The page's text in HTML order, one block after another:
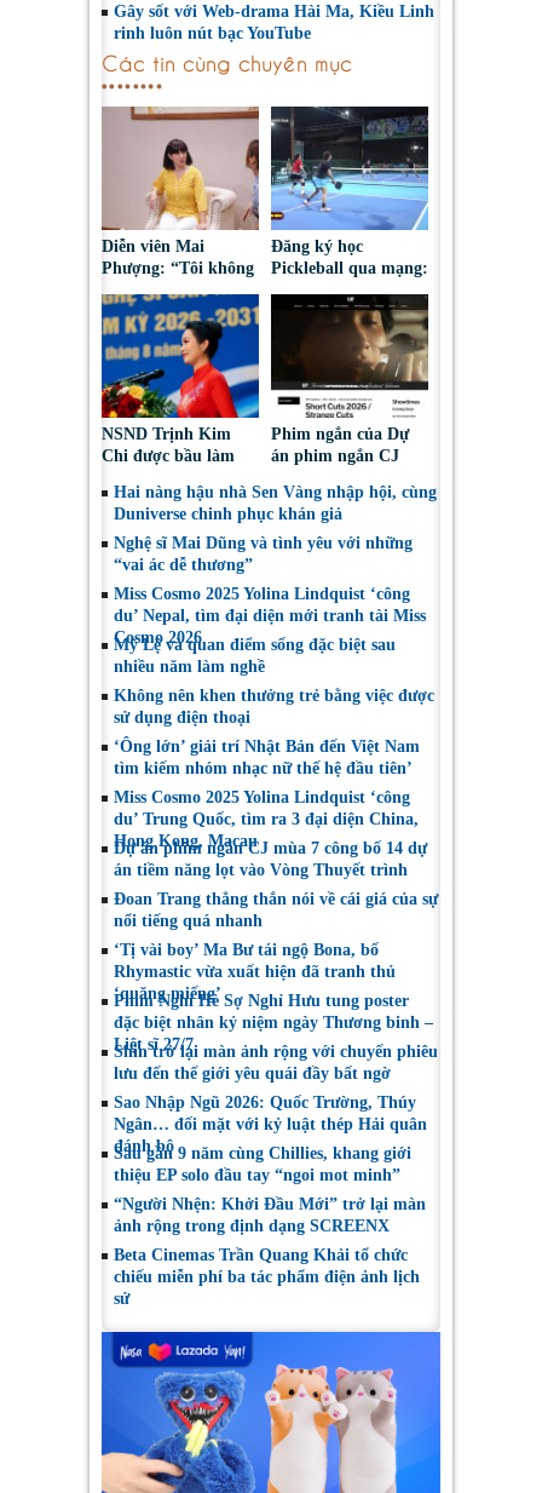
Gây sốt với Web-drama Hài Ma, Kiều Linh
rinh luôn nút bạc YouTube
Các tin cùng chuyên mục
Diễn viên Mai
Phượng: “Tôi không
những gì mình đã
chọn”
Đăng ký học
Pickleball qua mạng:
đoạt tài sản
NSND Trịnh Kim
Chi được bầu làm
Nghệ sĩ Sân khấu
Việt Nam
Phim ngắn của Dự
án phim ngắn CJ
tại LHP quốc tế
Toronto 2026
Hai nàng hậu nhà Sen Vàng nhập hội, cùng
Duniverse chinh phục khán giả
Nghệ sĩ Mai Dũng và tình yêu với những
“vai ác dễ thương”
Miss Cosmo 2025 Yolina Lindquist ‘công
du’ Nepal, tìm đại diện mới tranh tài Miss
Cosmo 2026
Mỹ Lệ và quan điểm sống đặc biệt sau
nhiều năm làm nghề
Không nên khen thưởng trẻ bằng việc được
sử dụng điện thoại
‘Ông lớn’ giải trí Nhật Bản đến Việt Nam
tìm kiếm nhóm nhạc nữ thế hệ đầu tiên’
Miss Cosmo 2025 Yolina Lindquist ‘công
du’ Trung Quốc, tìm ra 3 đại diện China,
Hong Kong, Macau
Dự án phim ngắn CJ mùa 7 công bố 14 dự
án tiềm năng lọt vào Vòng Thuyết trình
Đoan Trang thẳng thắn nói về cái giá của sự
nổi tiếng quá nhanh
‘Tị vài boy’ Ma Bư tái ngộ Bona, bố
Rhymastic vừa xuất hiện đã tranh thủ
‘quăng miếng’
Phim Nghỉ Hè Sợ Nghỉ Hưu tung poster
đặc biệt nhân kỷ niệm ngày Thương binh –
Liệt sĩ 27/7
Shin trở lại màn ảnh rộng với chuyến phiêu
lưu đến thế giới yêu quái đầy bất ngờ
Sao Nhập Ngũ 2026: Quốc Trường, Thúy
Ngân… đối mặt với kỷ luật thép Hải quân
đánh bộ
Sau gần 9 năm cùng Chillies, khang giới
thiệu EP solo đầu tay “ngoi mot minh”
“Người Nhện: Khởi Đầu Mới” trở lại màn
ảnh rộng trong định dạng SCREENX
Beta Cinemas Trần Quang Khải tổ chức
chiếu miễn phí ba tác phẩm điện ảnh lịch
sử